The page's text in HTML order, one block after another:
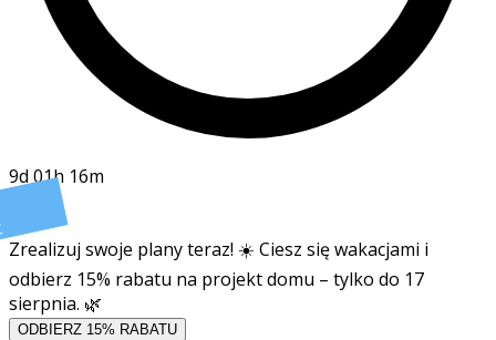
9d 01h 16m
Zrealizuj swoje plany teraz! ☀️ Ciesz się wakacjami i
odbierz 15% rabatu na projekt domu – tylko do 17
sierpnia. 🌿
ODBIERZ 15% RABATU